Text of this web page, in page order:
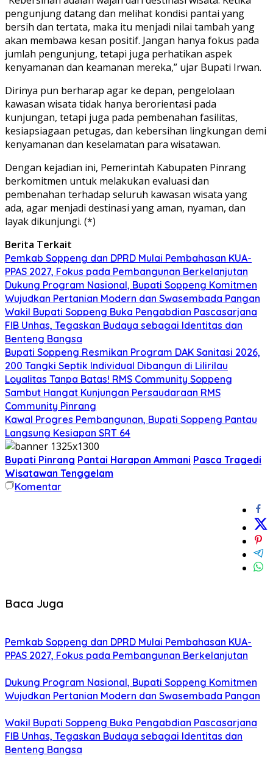
pengunjung datang dan melihat kondisi pantai yang
bersih dan tertata, maka itu menjadi nilai tambah yang
akan membawa kesan positif. Jangan hanya fokus pada
jumlah pengunjung, tetapi juga perhatikan aspek
kenyamanan dan keamanan mereka,” ujar Bupati Irwan.
Dirinya pun berharap agar ke depan, pengelolaan
kawasan wisata tidak hanya berorientasi pada
kunjungan, tetapi juga pada pembenahan fasilitas,
kesiapsiagaan petugas, dan kebersihan lingkungan demi
kenyamanan dan keselamatan para wisatawan.
Dengan kejadian ini, Pemerintah Kabupaten Pinrang
berkomitmen untuk melakukan evaluasi dan
pembenahan terhadap seluruh kawasan wisata yang
ada, agar menjadi destinasi yang aman, nyaman, dan
layak dikunjungi. (*)
Berita Terkait
Pemkab Soppeng dan DPRD Mulai Pembahasan KUA-
PPAS 2027, Fokus pada Pembangunan Berkelanjutan
Dukung Program Nasional, Bupati Soppeng Komitmen
Wujudkan Pertanian Modern dan Swasembada Pangan
Wakil Bupati Soppeng Buka Pengabdian Pascasarjana
FIB Unhas, Tegaskan Budaya sebagai Identitas dan
Benteng Bangsa
Bupati Soppeng Resmikan Program DAK Sanitasi 2026,
200 Tangki Septik Individual Dibangun di Lilirilau
Loyalitas Tanpa Batas! RMS Community Soppeng
Sambut Hangat Kunjungan Persaudaraan RMS
Community Pinrang
Kawal Progres Pembangunan, Bupati Soppeng Pantau
Langsung Kesiapan SRT 64
Bupati Pinrang Pantai Harapan Ammani Pasca Tragedi
Wisatawan Tenggelam
Komentar
Baca Juga
Pemkab Soppeng dan DPRD Mulai Pembahasan KUA-
PPAS 2027, Fokus pada Pembangunan Berkelanjutan
Dukung Program Nasional, Bupati Soppeng Komitmen
Wujudkan Pertanian Modern dan Swasembada Pangan
Wakil Bupati Soppeng Buka Pengabdian Pascasarjana
FIB Unhas, Tegaskan Budaya sebagai Identitas dan
Benteng Bangsa